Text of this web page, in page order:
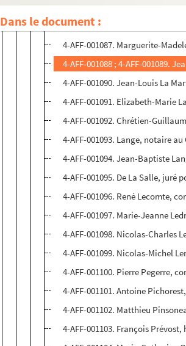
Dans le document :4-AFF-001086. Jacques-
4-AFF-001087. Marguerite-
4-AFF-001088 ; 4-AFF-001089.
4-AFF-001090. Jean-Louis La
4-AFF-001091. Elizabeth-Marie
4-AFF-001092. Chrétien-
4-AFF-001093. Lange, notaire
4-AFF-001094. Jean-Baptiste
4-AFF-001095. De La Salle, juré
4-AFF-001096. René Lecomte,
4-AFF-001097. Marie-Jeanne
4-AFF-001098. Nicolas-Charles
4-AFF-001099. Nicolas-Michel
4-AFF-001100. Pierre Pegerre,
4-AFF-001101. Antoine
4-AFF-001102. Matthieu
4-AFF-001103. François